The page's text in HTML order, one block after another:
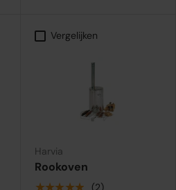
Vergelijken
Harvia
Rookoven
(2)